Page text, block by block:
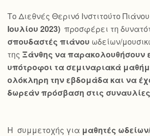
Το Διεθνές Θερινό Ινστιτούτο
Ιουλίου 2023) προσφέρει τη
σπουδαστές πιάνου ωδείων/
της Ξάνθης να παρακολουθήσουν
υπότροφοι τα σεμιναριακά
ολόκληρη την εβδομάδα και να
δωρεάν πρόσβαση στις
Η συμμετοχής για μαθητές